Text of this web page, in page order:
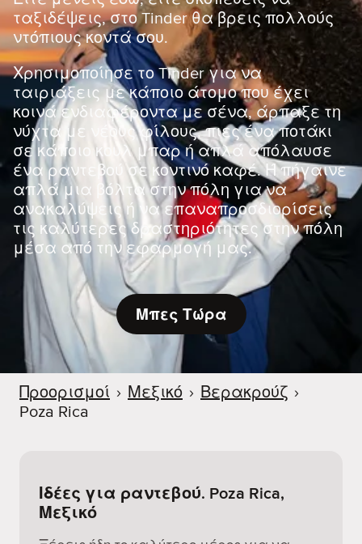
n
d
e
r
ταξιδέψεις, στο Tinder θα βρεις πολλούς
ντόπιους κοντά σου.
Χρησιμοποίησε το Tinder για να
ταιριάξεις με κάποιο άτομο που έχει
κοινά ενδιαφέροντα με σένα, άρπαξε τη
νύχτα με νέους φίλους, πιες ένα ποτάκι
σε κάποιο κουλ μπαρ ή απλά απόλαυσε
ένα ραντεβού σε κοντινό καφέ. Ή πήγαινε
απλά μια βόλτα στην πόλη για να
ανακαλύψεις ή να επαναπροσδιορίσεις
τις καλύτερες δραστηριότητες στην πόλη
μέσα από την εφαρμογή μας.
Μπες Τώρα
Προορισμοί › Μεξικό › Βερακρούζ ›
Poza Rica
Ιδέες για ραντεβού. Poza Rica,
Μεξικό